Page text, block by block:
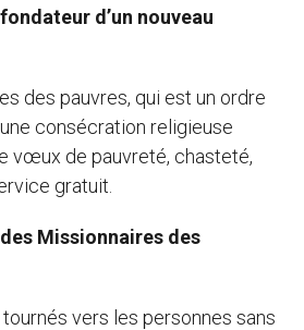
d’un nouveau
des pauvres, qui est un ordre
consécration religieuse
vœux de pauvreté, chasteté,
gratuit.
Missionnaires des
vers les personnes sans